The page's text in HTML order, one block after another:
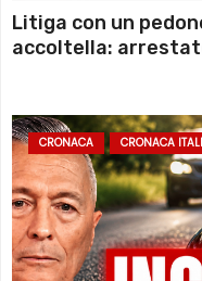
Litiga con un
accoltella:
CRONACA CRONACA